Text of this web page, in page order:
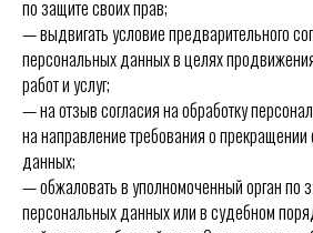
по защите своих прав;
— выдвигать условие предварительного
персональных данных в целях
работ и услуг;
— на отзыв согласия на обработку
на направление требования о
данных;
— обжаловать в уполномоченный орган по
персональных данных или в судебном